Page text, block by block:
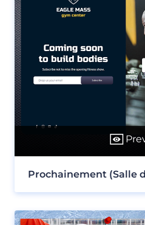
Prochainement (Salle